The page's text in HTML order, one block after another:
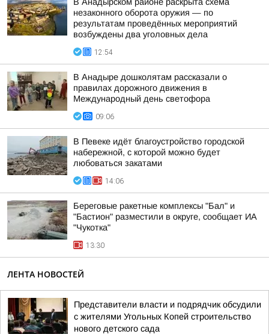
незаконного оборота оружия — по
результатам проведённых мероприятий
возбуждены два уголовных дела
12:54
В Анадыре дошколятам рассказали о
правилах дорожного движения в
Международный день светофора
09:06
В Певеке идёт благоустройство городской
набережной, с которой можно будет
любоваться закатами
14:06
Береговые ракетные комплексы "Бал" и
"Бастион" разместили в округе, сообщает ИА
"Чукотка"
13:30
ЛЕНТА НОВОСТЕЙ
Представители власти и подрядчик обсудили
с жителями Угольных Копей строительство
нового детского сада